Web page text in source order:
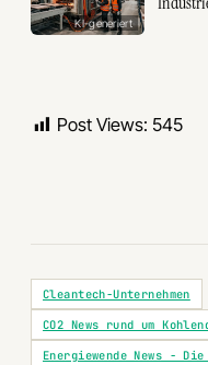
KI-generiert
Post Views: 545
Cleantech-Unternehmen
CO2 News rund um
Energiewende News -